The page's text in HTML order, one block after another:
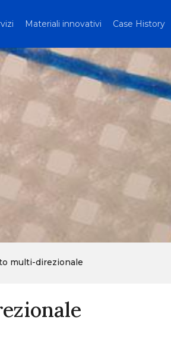
Materiali innovativi Case History
multi-direzionale